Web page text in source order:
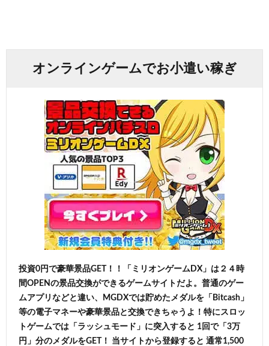
オンラインゲームでお小遣い稼ぎ
投資0円で豪華景品GET！！「ミリオンゲームDX」は２４時
間OPENの景品交換ができるゲームサイトだよ。普通のゲー
ムアプリなどと違い、MGDXでは貯めたメダルを「Bitcash」
等の電子マネーや豪華景品と交換できちゃうよ！特にスロッ
トゲームでは「ラッシュモード」に突入すると 1回で「3万
円」分のメダルをGET！ 当サイトから登録すると 通常1,500